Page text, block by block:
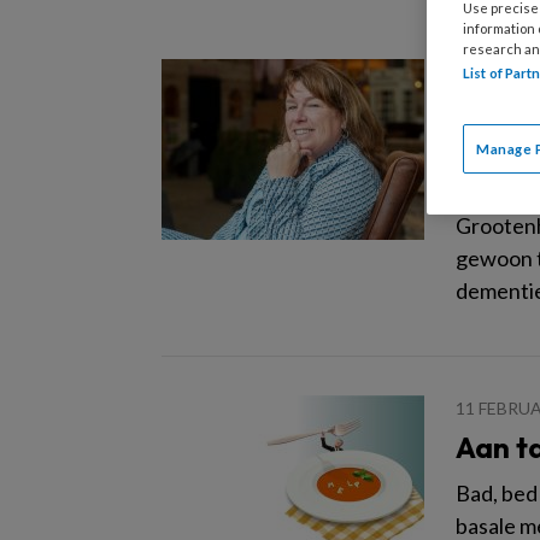
5 APRIL
gewoon
11
Aan
Bad,
basale
Use
information
research
List of
Manage